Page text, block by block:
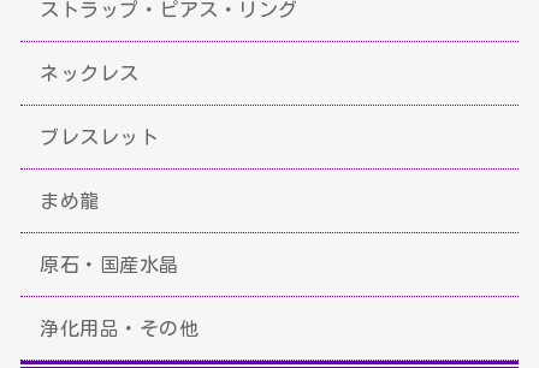
ストラップ・ピアス・リング
ネックレス
ブレスレット
まめ龍
原石・国産水晶
浄化用品・その他